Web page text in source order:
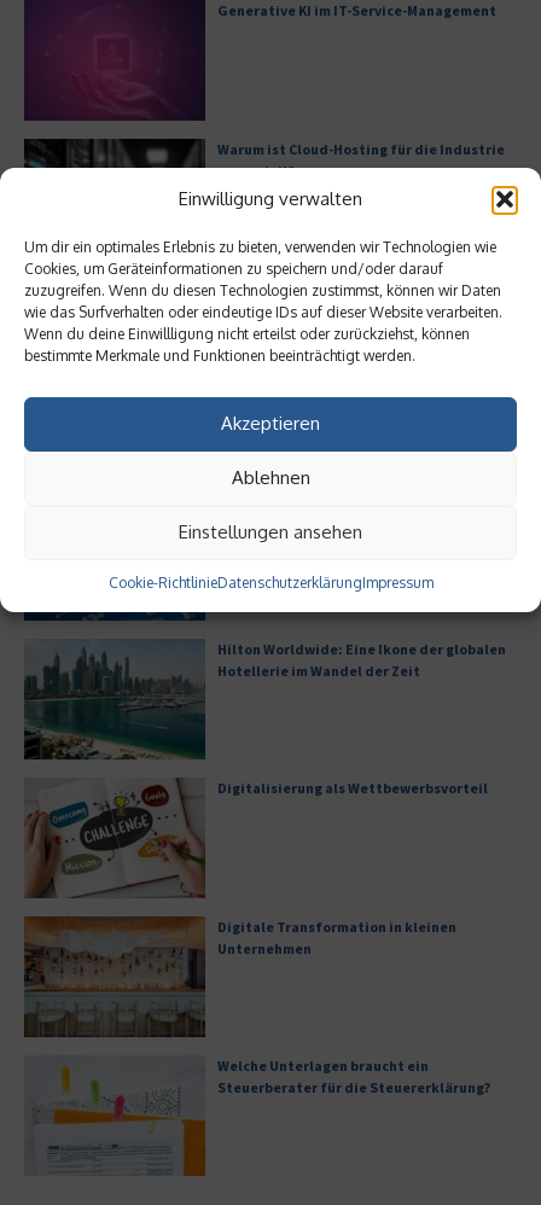
Einwilligung verwalten
Um dir ein optimales Erlebnis zu bieten, verwenden wir Technologien wie
Cookies, um Geräteinformationen zu speichern und/oder darauf
zuzugreifen. Wenn du diesen Technologien zustimmst, können wir Daten
wie das Surfverhalten oder eindeutige IDs auf dieser Website verarbeiten.
Wenn du deine Einwillligung nicht erteilst oder zurückziehst, können
bestimmte Merkmale und Funktionen beeinträchtigt werden.
Akzeptieren
Ablehnen
Einstellungen ansehen
Cookie-RichtlinieDatenschutzerklärungImpressum
Generative KI im IT-Service-Management
Warum ist Cloud-Hosting für die Industrie
essenziell?
Bürofläche neu denken
Meistgelesen
Geschäftskontos für kleine Unternehmen
Hilton Worldwide: Eine Ikone der globalen
Hotellerie im Wandel der Zeit
Digitalisierung als Wettbewerbsvorteil
Digitale Transformation in kleinen
Unternehmen
Welche Unterlagen braucht ein
Steuerberater für die Steuererklärung?